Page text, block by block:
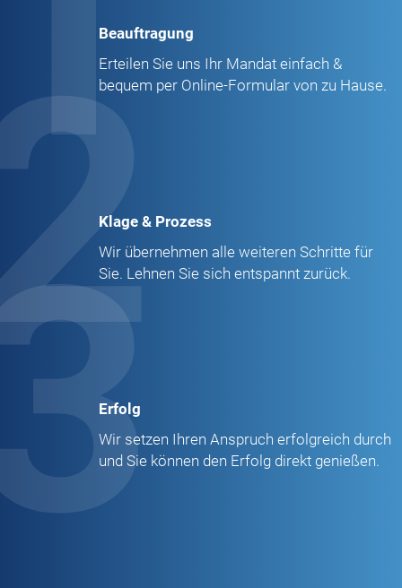
Beauftragung
Erteilen Sie uns Ihr Mandat einfach &
bequem per Online-Formular von zu Hause.
Klage & Prozess
Wir übernehmen alle weiteren Schritte für
Sie. Lehnen Sie sich entspannt zurück.
Erfolg
Wir setzen Ihren Anspruch erfolgreich durch
und Sie können den Erfolg direkt genießen.